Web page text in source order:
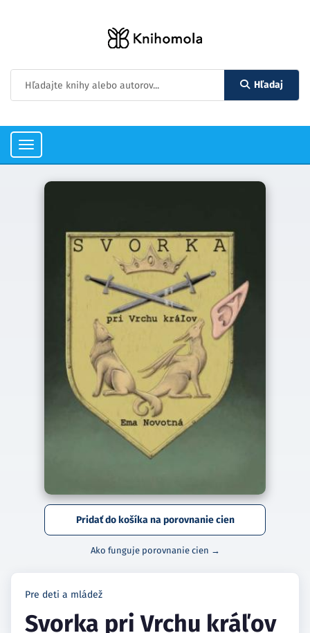
Hľadaj
Toggle
navigation
Pridať do košíka na porovnanie cien
Ako funguje porovnanie cien →
Pre deti a mládež
Svorka pri Vrchu kráľov